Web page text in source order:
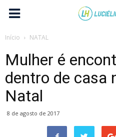
Início NATAL
Mulher é
dentro de casa
Natal
8 de agosto de 2017